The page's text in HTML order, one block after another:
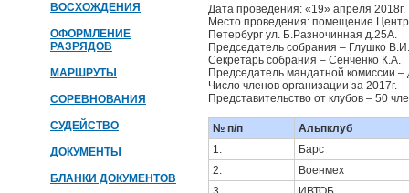
ВОСХОЖДЕНИЯ
ОФОРМЛЕНИЕ
РАЗРЯДОВ
МАРШРУТЫ
СОРЕВНОВАНИЯ
СУДЕЙСТВО
ДОКУМЕНТЫ
БЛАНКИ ДОКУМЕНТОВ
Дата проведения: «19» апреля 2018г.
Место проведения: помещение
Петербург ул. Б.Разночинная д.25А.
Председатель собрания – Глушко В.И.
Секретарь собрания – Сенченко К.А.
Председатель мандатной комиссии
Число членов организации за 2017г. –
Представительство от клубов – 50
№ п/п
Альпклуб
1.
Барс
2.
Военмех